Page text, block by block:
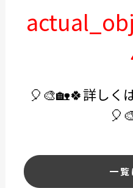
🎈🎨🏡🍀詳しく
一覧